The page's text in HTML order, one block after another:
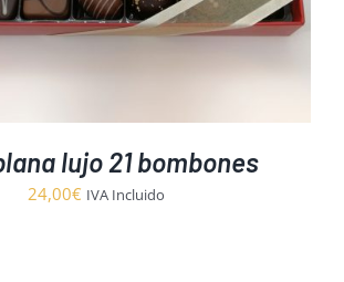
lujo 21 bombones
24,00€ IVA Incluido